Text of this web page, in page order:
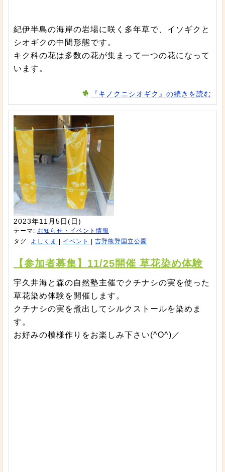
紀伊半島の海岸の岩場に咲く多年草で、イソギクと
シオギクの中間形態です。
キク科の花は多数の花が集まって一つの花になって
います。
『キノクニシオギク』の続きを読む
2023年11月5日(日)
テーマ: お知らせ・イベント情報
タグ: よしくま イベント 吉野熊野国立公園
【参加者募集】11/25開催 草花染め体験
宇久井海と森の自然塾主催でクチナシの実を使った
草花染め体験を開催します。
クチナシの実を煮出してシルクストールを染めま
す。
お好みの模様作りをお楽しみ下さい(^O^)／